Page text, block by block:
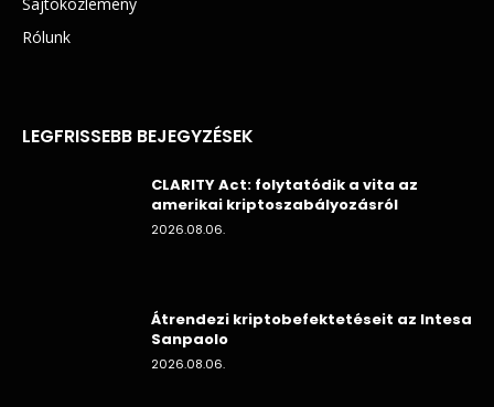
Rólunk
LEGFRISSEBB BEJEGYZÉSEK
CLARITY Act: folytatódik a vita az
amerikai kriptoszabályozásról
2026.08.06.
Átrendezi kriptobefektetéseit az Intesa
Sanpaolo
2026.08.06.